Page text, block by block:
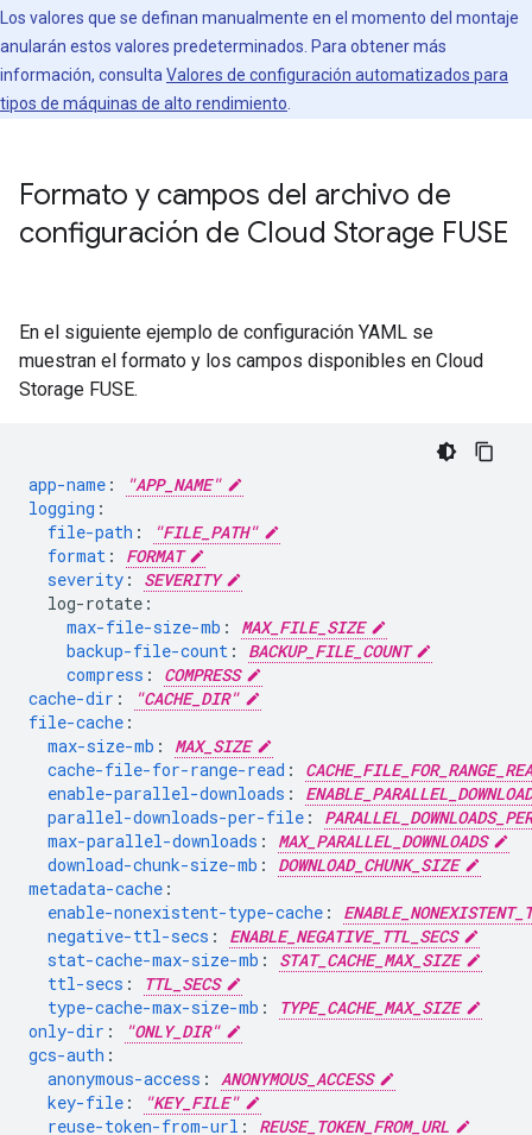
Los valores que se definan manualmente en el momento del montaje
anularán estos valores predeterminados. Para obtener más
información, consulta Valores de configuración automatizados para
tipos de máquinas de alto rendimiento
Formato y campos del archivo de
configuración de Cloud Storage FUSE
En el siguiente ejemplo de configuración YAML se
muestran el formato y los campos disponibles en Cloud
Storage FUSE.
app-name :
"APP_NAME"
logging :
file-path :
"FILE_PATH"
format :
FORMAT
severity :
SEVERITY
log-rotate :
max-file-size-mb :
MAX_FILE_SIZE
backup-file-count :
BACKUP_FILE_COUNT
compress :
COMPRESS
cache-dir :
"CACHE_DIR"
file-cache :
max-size-mb :
MAX_SIZE
cache-file-for-range-read :
enable-parallel-downloads :
parallel-downloads-per-file :
max-parallel-downloads :
MAX_PARALLEL_DOWNLOADS
download-chunk-size-mb :
DOWNLOAD_CHUNK_SIZE
metadata-cache :
enable-nonexistent-type-cache :
negative-ttl-secs :
ENABLE_NEGATIVE_TTL_SECS
stat-cache-max-size-mb :
STAT_CACHE_MAX_SIZE
ttl-secs :
TTL_SECS
type-cache-max-size-mb :
TYPE_CACHE_MAX_SIZE
only-dir :
"ONLY_DIR"
gcs-auth :
anonymous-access : ANONYMOUS_ACCESS
key-file :
"KEY_FILE"
reuse-token-from-url :
REUSE_TOKEN_FROM_URL